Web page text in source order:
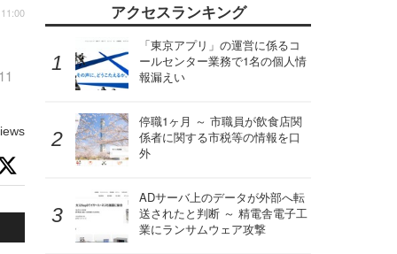
アクセスランキング
「東京アプリ」の運営に係るコ
ールセンター業務で1名の個人情
報漏えい
停職1ヶ月 ～ 市職員が飲食店関
係者に関する市税等の情報を口
外
ADサーバ上のデータが外部へ転
送されたと判断 ～ 精電舎電子工
業にランサムウェア攻撃